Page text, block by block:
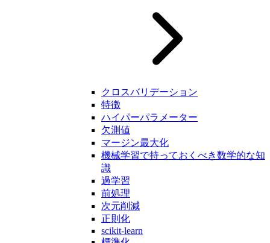
クロスバリデーション
特徴
ハイパーパラメーター
欠測値
マージン最大化
機械学習で持っておくべき数学的な知
識
過学習
前処理
次元削減
正則化
scikit-learn